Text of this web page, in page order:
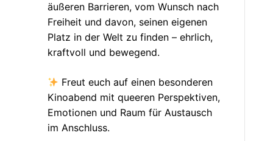
äußeren Barrieren, vom Wunsch nach
Freiheit und davon, seinen eigenen
Platz in der Welt zu finden – ehrlich,
kraftvoll und bewegend.
Freut euch auf einen besonderen
Kinoabend mit queeren Perspektiven,
Emotionen und Raum für Austausch
im Anschluss.